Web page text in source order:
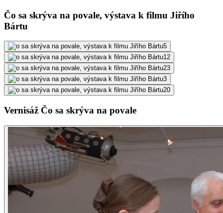
Čo sa skrýva na povale, výstava k filmu Jiřího
Bártu
Vernisáž Čo sa skrýva na povale